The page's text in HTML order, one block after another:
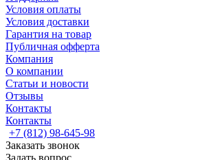
Условия оплаты
Условия доставки
Гарантия на товар
Публичная офферта
Компания
О компании
Статьи и новости
Отзывы
Контакты
Контакты
+7 (812) 98-645-98
Заказать звонок
Задать вопрос